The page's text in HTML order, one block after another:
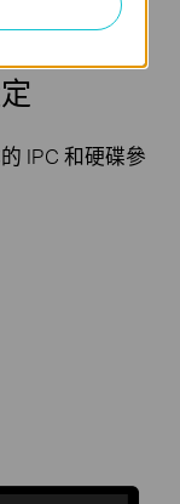
IPC 和硬碟參